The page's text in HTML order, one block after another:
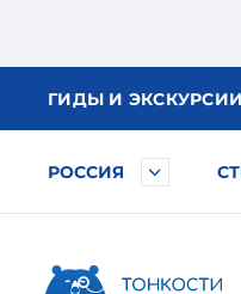
ГИДЫ И ЭКСКУРСИИ
РОССИЯ